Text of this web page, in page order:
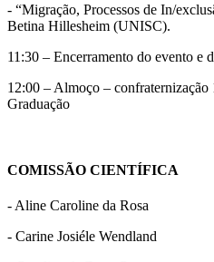
- “Migração, Processos de In/
Betina Hillesheim (UNISC).
11:30 – Encerramento do evento e
12:00 – Almoço – confraternização
Graduação
COMISSÃO CIENTÍFICA
- Aline Caroline da Rosa
- Carine Josiéle Wendland